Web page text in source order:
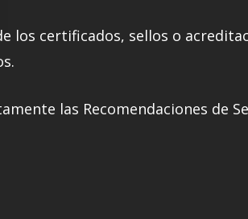
los certificados, sellos o
las Recomendaciones de